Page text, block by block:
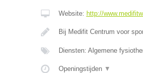
Website: http://
Bij Medifit Centrum voor
Diensten: Algemene
Openingstijden ▼